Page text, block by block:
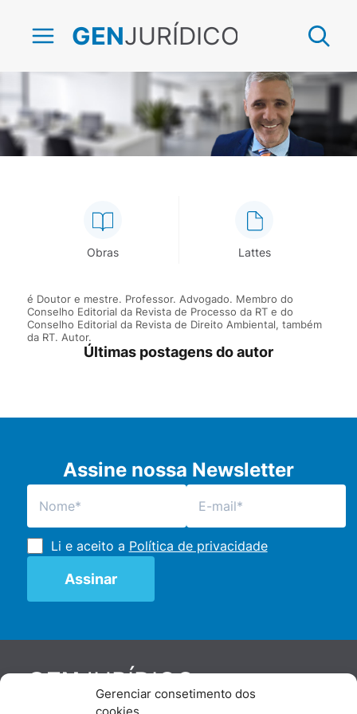
Gerenciar consetimento dos
GENJURÍDICO
Obras Lattes
é Doutor e mestre. Professor. Advogado. Membro do
Conselho Editorial da Revista de Processo da RT e do
Conselho Editorial da Revista de Direito Ambiental, também
da RT. Autor.
Últimas postagens do autor
Assine nossa Newsletter
Li e aceito a Política de privacidade
GENJURÍDICO
De maneira independente, os autores e